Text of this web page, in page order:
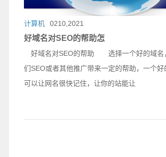
计算机 0210,2021
好域名对SEO的帮助怎
好域名对SEO的帮助 选择一个好的域名
们SEO或者其他推广带来一定的帮助，一个好
可以让网名很快记住，让你的站能让